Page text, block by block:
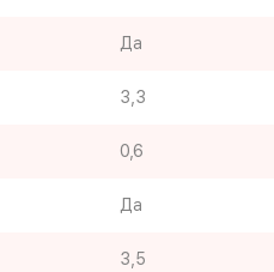
Да
3,3
0,6
Да
3,5